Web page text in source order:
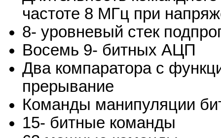
частоте 8 МГц при
8- уровневый стек
Восемь 9- битных АЦП
Два компаратора с
прерывание
Команды манипуляции
15- битные команды